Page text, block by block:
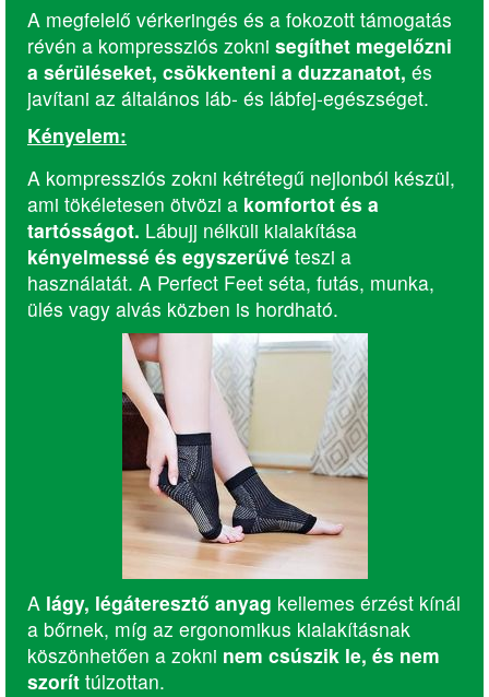
A megfelelő vérkeringés és a fokozott támogatás
révén a kompressziós zokni segíthet megelőzni
a sérüléseket, csökkenteni a duzzanatot, és
javítani az általános láb- és lábfej-egészséget.
Kényelem:
A kompressziós zokni kétrétegű nejlonból készül,
ami tökéletesen ötvözi a komfortot és a
tartósságot. Lábujj nélküli kialakítása
kényelmessé és egyszerűvé teszi a
használatát. A Perfect Feet séta, futás, munka,
ülés vagy alvás közben is hordható.
A lágy, légáteresztő anyag kellemes érzést kínál
a bőrnek, míg az ergonomikus kialakításnak
köszönhetően a zokni nem csúszik le, és nem
szorít túlzottan.